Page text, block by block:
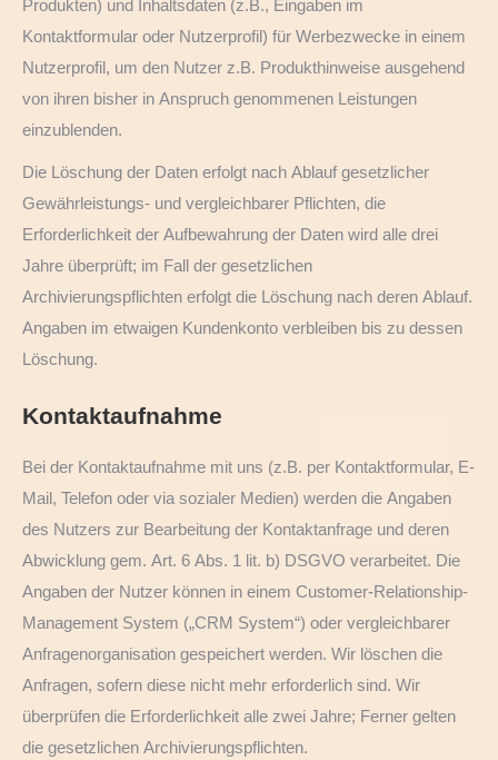
Produkten) und Inhaltsdaten (z.B., Eingaben im
Kontaktformular oder Nutzerprofil) für Werbezwecke in einem
Nutzerprofil, um den Nutzer z.B. Produkthinweise ausgehend
von ihren bisher in Anspruch genommenen Leistungen
einzublenden.
Die Löschung der Daten erfolgt nach Ablauf gesetzlicher
Gewährleistungs- und vergleichbarer Pflichten, die
Erforderlichkeit der Aufbewahrung der Daten wird alle drei
Jahre überprüft; im Fall der gesetzlichen
Archivierungspflichten erfolgt die Löschung nach deren Ablauf.
Angaben im etwaigen Kundenkonto verbleiben bis zu dessen
Löschung.
Kontaktaufnahme
Bei der Kontaktaufnahme mit uns (z.B. per Kontaktformular, E-
Mail, Telefon oder via sozialer Medien) werden die Angaben
des Nutzers zur Bearbeitung der Kontaktanfrage und deren
Abwicklung gem. Art. 6 Abs. 1 lit. b) DSGVO verarbeitet. Die
Angaben der Nutzer können in einem Customer-Relationship-
Management System („CRM System“) oder vergleichbarer
Anfragenorganisation gespeichert werden. Wir löschen die
Anfragen, sofern diese nicht mehr erforderlich sind. Wir
überprüfen die Erforderlichkeit alle zwei Jahre; Ferner gelten
die gesetzlichen Archivierungspflichten.